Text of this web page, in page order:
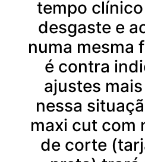
tempo
desgaste e
numa mesma
é contra
ajustes
nessa
maxi cut com
de corte